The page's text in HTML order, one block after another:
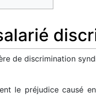
de discrimination
le préjudice causé